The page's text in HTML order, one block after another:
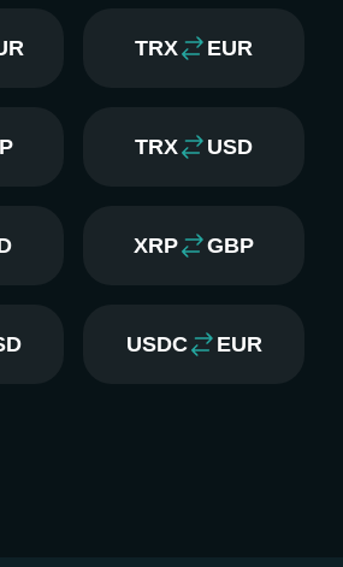
TRX EUR
TRX USD
XRP GBP
USDC EUR